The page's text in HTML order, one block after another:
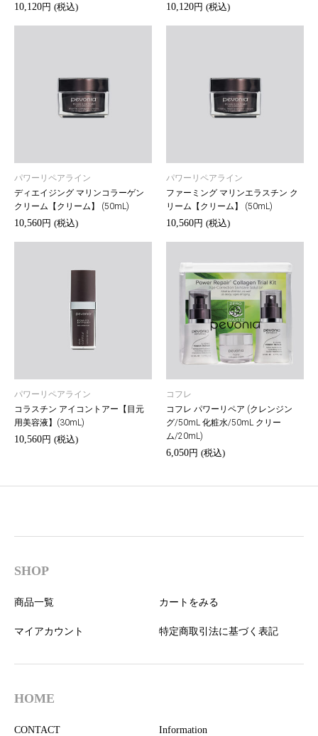
10,120円 (税込) 10,120円 (税込)
パワーリペアライン
ディエイジング マリンコラーゲン
クリーム【クリーム】 (50mL)
10,560円 (税込)
パワーリペアライン
ファーミング マリンエラスチン ク
リーム【クリーム】 (50mL)
10,560円 (税込)
パワーリペアライン
コラスチン アイコントアー【目元
用美容液】(30mL)
10,560円 (税込)
コフレ
コフレ パワーリペア (クレンジン
グ/50mL 化粧水/50mL クリー
ム/20mL)
6,050円 (税込)
SHOP
商品一覧 カートをみる
マイアカウント 特定商取引法に基づく表記
HOME
CONTACT Information